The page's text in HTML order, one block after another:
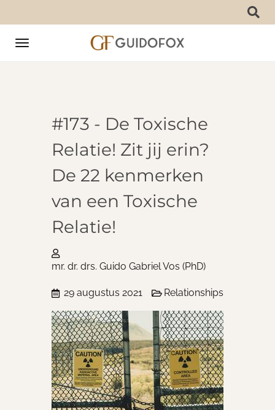
Toggle
#173 - De Toxische
Relatie! Zit jij erin?
De 22 kenmerken
van een Toxische
Relatie!
mr. dr. drs. Guido Gabriel Vos (PhD)
29 augustus 2021 Relationships